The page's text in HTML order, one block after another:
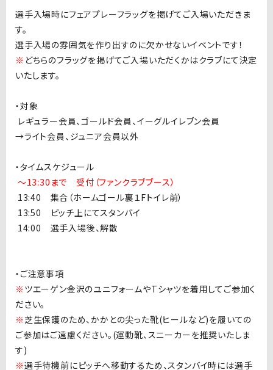
選手入場時にフェアプレーフラッグを掲げてご入場いただきま
す。
選手入場の雰囲気を作り出すのに欠かせないイベントです！
※ どちらのフラッグを掲げてご入場いただくかはクラブにて決定
いたします。
・対象
レギュラー会員、ゴールド会員、イーグルイレブン会員
→ライト会員、ジュニア会員以外
・タイムスケジュール
〜13:30 まで 受付（ファンクラブブース）
13:40 集合（ホームゴール裏１Fトイレ前）
13:50 ピッチ上にてスタンバイ
14:00 選手入場後、解散
・ご注意事項
※ ツエーゲン金沢のユニフォームやTシャツを着用してご参加く
ださい。
※芝生保護のため、かかとの尖った靴(ヒールなど)を履いての
ご参加はご遠慮ください。 (運動靴、スニーカーを推奨いたしま
す)
※選手待機前にピッチへ移動するため、スタンバイ時には選手